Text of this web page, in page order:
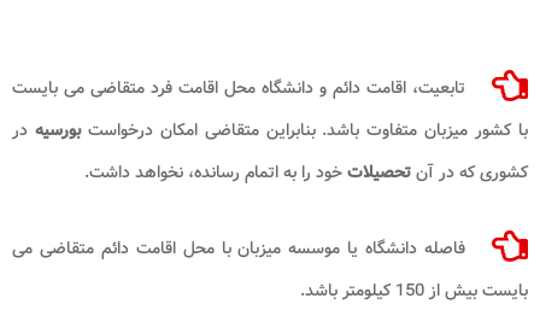
تابعیت، اقامت دائم و دانشگاه محل اقامت فرد متقاضی می بایست
با کشور میزبان متفاوت باشد. بنابراین متقاضی امکان درخواستبورسیه در
کشوری که در آنتحصیلاتخود را به اتمام رسانده، نخواهد داشت.
فاصله دانشگاه یا موسسه میزبان با محل اقامت دائم متقاضی می
بایست بیش از 150 کیلومتر باشد.